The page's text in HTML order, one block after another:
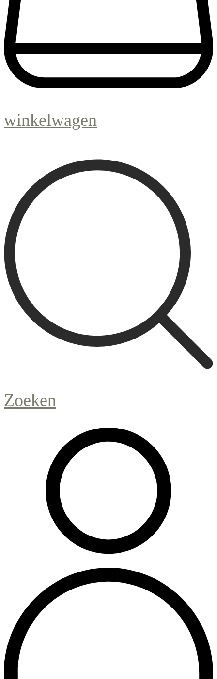
winkelwagen
Zoeken